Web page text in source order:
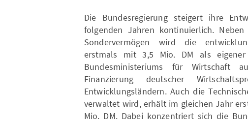
Die Bundesregierung steigert ihre
folgenden Jahren kontinuierlich.
Sondervermögen wird die
erstmals mit 3,5 Mio. DM als
Bundesministeriums für Wirtschaft
Finanzierung deutscher
Entwicklungsländern. Auch die
verwaltet wird, erhält im gleichen Jahr
Mio. DM. Dabei konzentriert sich die